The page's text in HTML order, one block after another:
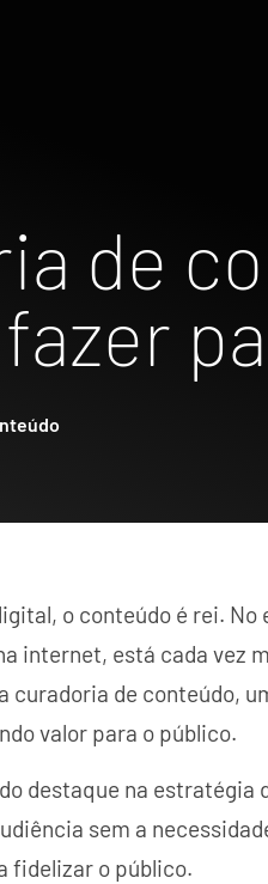
de
o conteúdo é rei.
internet, está cada vez
curadoria de conteúdo,
valor para o público.
destaque na
sem a
fidelizar o público.